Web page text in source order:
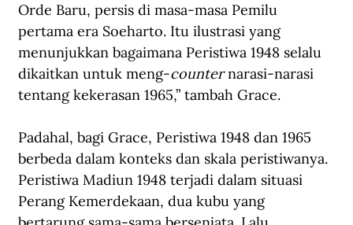
Orde Baru, persis di masa-masa Pemilu
pertama era Soeharto. Itu ilustrasi yang
menunjukkan bagaimana Peristiwa 1948 selalu
dikaitkan untuk meng-counter narasi-narasi
tentang kekerasan 1965,” tambah Grace.
Padahal, bagi Grace, Peristiwa 1948 dan 1965
berbeda dalam konteks dan skala peristiwanya.
Peristiwa Madiun 1948 terjadi dalam situasi
Perang Kemerdekaan, dua kubu yang